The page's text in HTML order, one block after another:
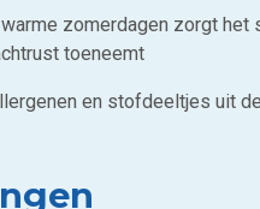
zomerdagen zorgt het
toeneemt
en stofdeeltjes uit